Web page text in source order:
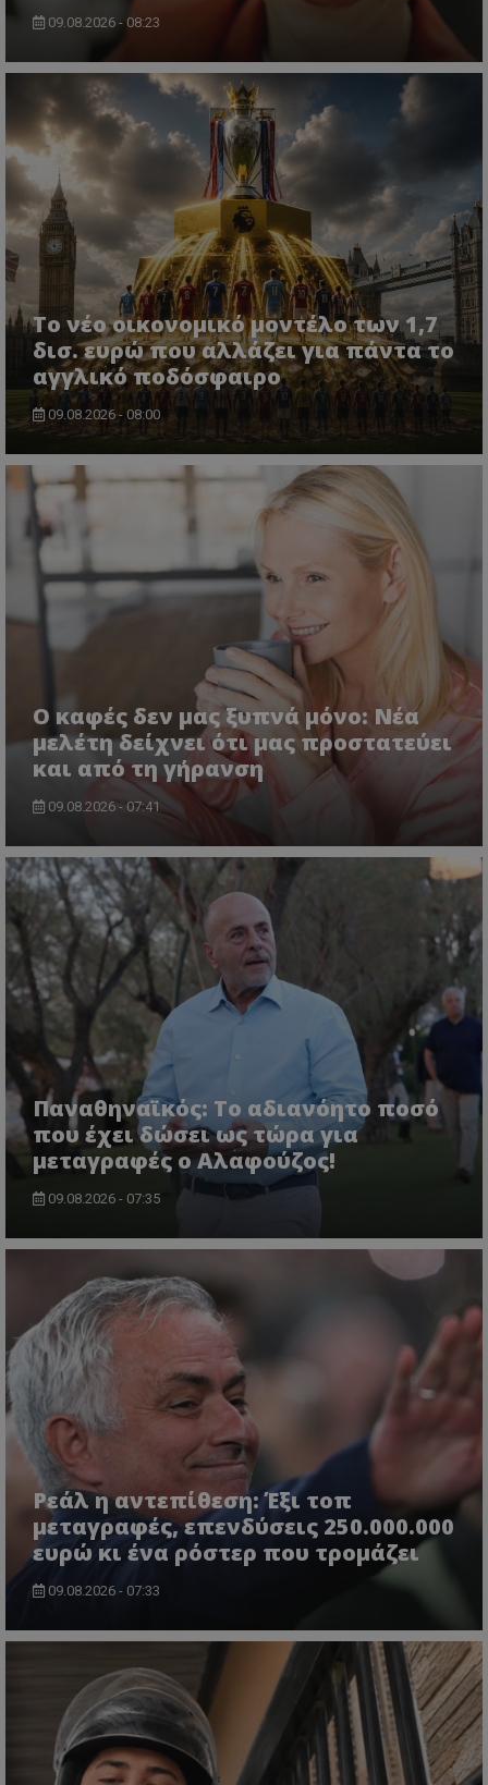
09.08.2026 - 08:23
Το νέο οικονομικό μοντέλο των 1,7
δισ. ευρώ που αλλάζει για πάντα το
αγγλικό ποδόσφαιρο
09.08.2026 - 08:00
Ο καφές δεν μας ξυπνά μόνο: Νέα
μελέτη δείχνει ότι μας προστατεύει
και από τη γήρανση
09.08.2026 - 07:41
Παναθηναϊκός: Το αδιανόητο ποσό
που έχει δώσει ως τώρα για
μεταγραφές ο Αλαφούζος!
09.08.2026 - 07:35
Ρεάλ η αντεπίθεση: Έξι τοπ
μεταγραφές, επενδύσεις 250.000.000
ευρώ κι ένα ρόστερ που τρομάζει
09.08.2026 - 07:33